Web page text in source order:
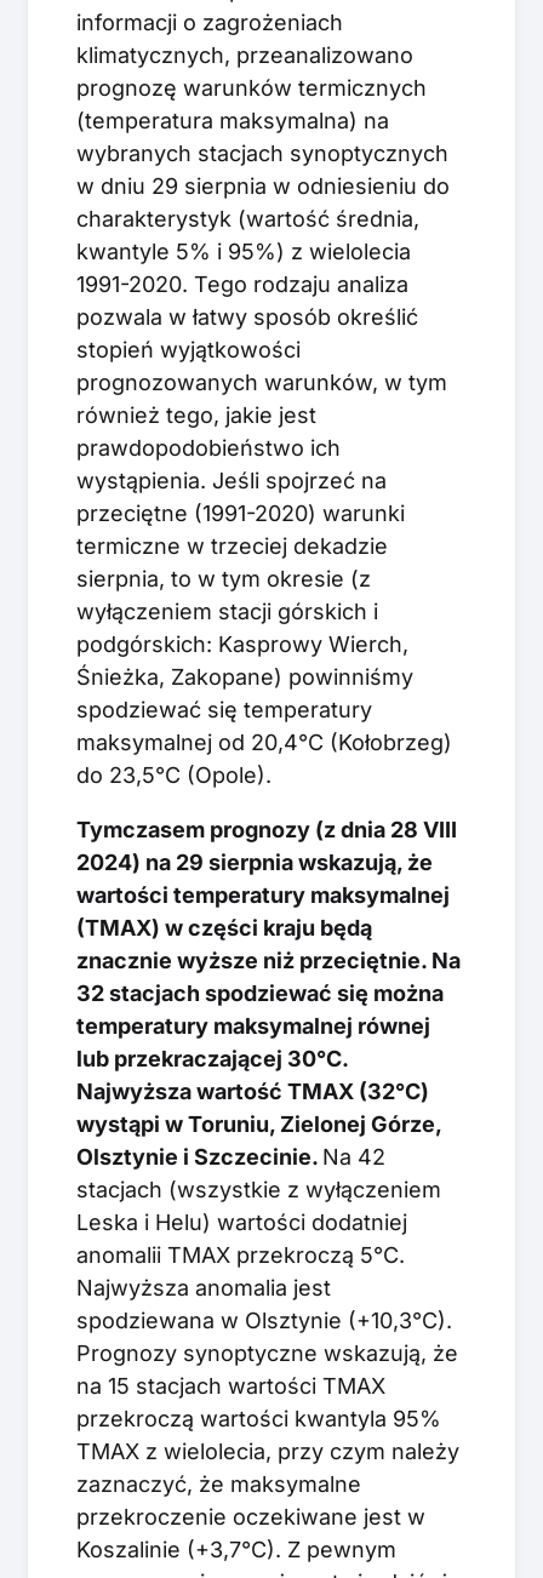
informacji o zagrożeniach
klimatycznych, przeanalizowano
prognozę warunków termicznych
(temperatura maksymalna) na
wybranych stacjach synoptycznych
w dniu 29 sierpnia w odniesieniu do
charakterystyk (wartość średnia,
kwantyle 5% i 95%) z wielolecia
1991-2020. Tego rodzaju analiza
pozwala w łatwy sposób określić
stopień wyjątkowości
prognozowanych warunków, w tym
również tego, jakie jest
prawdopodobieństwo ich
wystąpienia. Jeśli spojrzeć na
przeciętne (1991-2020) warunki
termiczne w trzeciej dekadzie
sierpnia, to w tym okresie (z
wyłączeniem stacji górskich i
podgórskich: Kasprowy Wierch,
Śnieżka, Zakopane) powinniśmy
spodziewać się temperatury
maksymalnej od 20,4°C (Kołobrzeg)
do 23,5°C (Opole).
Tymczasem prognozy (z dnia 28 VIII
2024) na 29 sierpnia wskazują, że
wartości temperatury maksymalnej
(TMAX) w części kraju będą
znacznie wyższe niż przeciętnie. Na
32 stacjach spodziewać się można
temperatury maksymalnej równej
lub przekraczającej 30°C.
Najwyższa wartość TMAX (32°C)
wystąpi w Toruniu, Zielonej Górze,
Olsztynie i Szczecinie. Na 42
stacjach (wszystkie z wyłączeniem
Leska i Helu) wartości dodatniej
anomalii TMAX przekroczą 5°C.
Najwyższa anomalia jest
spodziewana w Olsztynie (+10,3°C).
Prognozy synoptyczne wskazują, że
na 15 stacjach wartości TMAX
przekroczą wartości kwantyla 95%
TMAX z wielolecia, przy czym należy
zaznaczyć, że maksymalne
przekroczenie oczekiwane jest w
Koszalinie (+3,7°C). Z pewnym